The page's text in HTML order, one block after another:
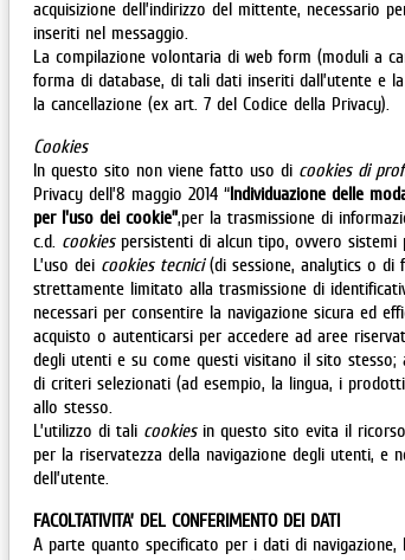
acquisizione dell’indirizzo del mittente, necessario
inseriti nel messaggio.
La compilazione volontaria di web form (moduli a
forma di database, di tali dati inseriti dall’utente e
la cancellazione (ex art. 7 del Codice della Privacy).
Cookies
In questo sito non viene fatto uso di cookies di
Privacy dell’8 maggio 2014 “Individuazione delle
per l'uso dei cookie”,per la trasmissione di
c.d. cookiespersistenti di alcun tipo, ovvero sistemi
L’uso dei cookiestecnici(di sessione, analytics o di
strettamente limitato alla trasmissione di
necessari per consentire la navigazione sicura ed
acquisto o autenticarsi per accedere ad aree
degli utenti e su come questi visitano il sito
di criteri selezionati (ad esempio, la lingua, i
allo stesso.
L’utilizzo di tali cookiesin questo sito evita il
per la riservatezza della navigazione degli utenti, e
dell’utente.
FACOLTATIVITA’ DEL CONFERIMENTO DEI DATI
A parte quanto specificato per i dati di